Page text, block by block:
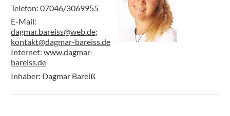
Telefon: 07046/3069955
E-Mail:
dagmar.bareiss@web.de;
kontakt@dagmar-bareiss.de
Internet: www.dagmar-
bareiss.de
Inhaber: Dagmar Bareiß